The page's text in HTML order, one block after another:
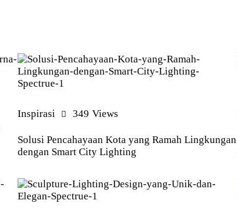
Inspirasi 349 Views
Solusi Pencahayaan Kota yang Ramah Lingkungan
dengan Smart City Lighting